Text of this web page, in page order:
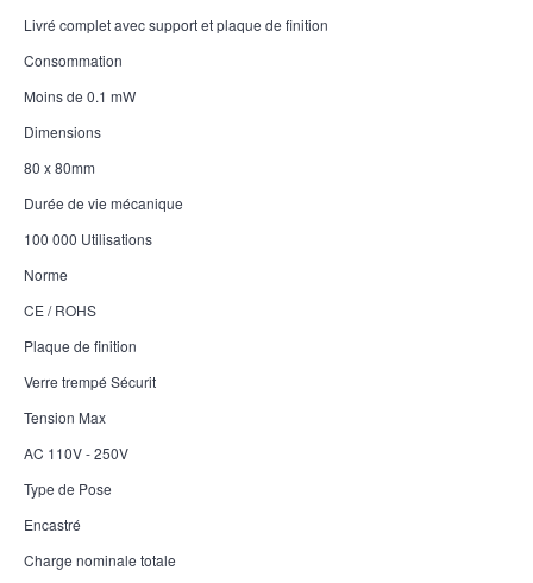
Livré complet avec support et plaque de finition
Consommation
Moins de 0.1 mW
Dimensions
80 x 80mm
Durée de vie mécanique
100 000 Utilisations
Norme
CE / ROHS
Plaque de finition
Verre trempé Sécurit
Tension Max
AC 110V - 250V
Type de Pose
Encastré
Charge nominale totale